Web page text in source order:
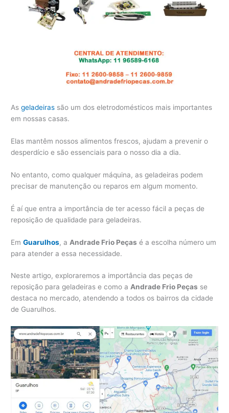
Asgeladeiras são um dos eletrodomésticos mais importantes
em nossas casas.
Elas mantêm nossos alimentos frescos, ajudam a prevenir o
desperdício e são essenciais para o nosso dia a dia.
No entanto, como qualquer máquina, as geladeiras podem
precisar de manutenção ou reparos em algum momento.
É aí que entra a importância de ter acesso fácil a peças de
reposição de qualidade para geladeiras.
EmGuarulhos, a Andrade Frio Peças é a escolha número um
para atender a essa necessidade.
Neste artigo, exploraremos a importância das peças de
reposição para geladeiras e como aAndrade Frio Peças se
destaca no mercado, atendendo a todos os bairros da cidade
de Guarulhos.